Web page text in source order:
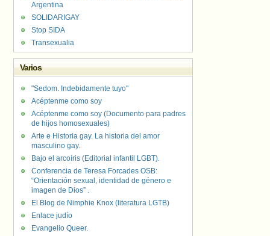
Argentina
SOLIDARIGAY
Stop SIDA
Transexualia
Varios
"Sedom. Indebidamente tuyo"
Acéptenme como soy
Acéptenme como soy (Documento para padres
de hijos homosexuales)
Arte e Historia gay. La historia del amor
masculino gay.
Bajo el arcoíris (Editorial infantil LGBT).
Conferencia de Teresa Forcades OSB:
“Orientación sexual, identidad de género e
imagen de Dios” .
El Blog de Nimphie Knox (literatura LGTB)
Enlace judío
Evangelio Queer.